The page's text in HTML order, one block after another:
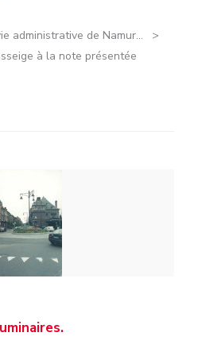
administrative de Namur...
à la note présentée